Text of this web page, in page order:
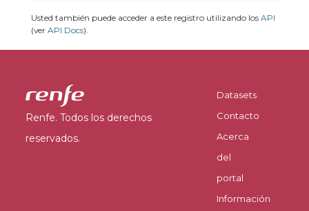
Usted también puede acceder a este registro utilizando los API
(ver API Docs).
Renfe. Todos los derechos
reservados.
Datasets
Contacto
Acerca
del
portal
Información